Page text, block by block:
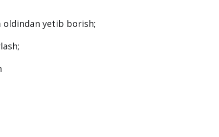
oldindan yetib borish;